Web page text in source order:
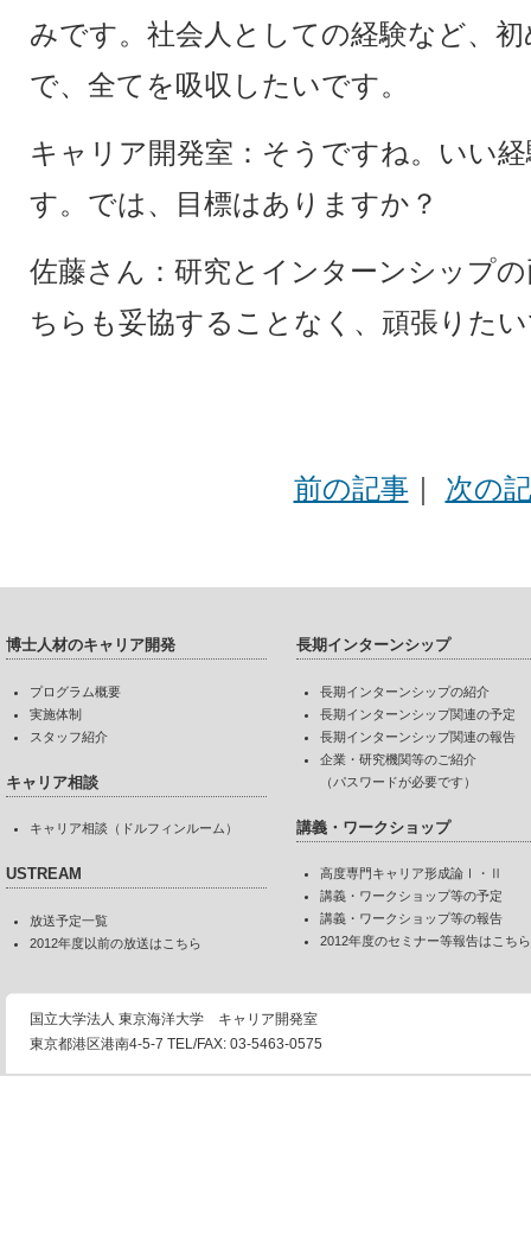
みです。社会人としての経験など、
で、全てを吸収したいです。
キャリア開発室：そうですね。いい
す。では、目標はありますか？
佐藤さん：研究とインターンシップ
ちらも妥協することなく、頑張りた
前の記事 次の
博士人材のキャリア開発
プログラム概要
実施体制
スタッフ紹介
キャリア相談
キャリア相談（ドルフィンルーム）
USTREAM
放送予定一覧
2012年度以前の放送はこちら
長期インターンシップ
長期インターンシップの紹介
長期インターンシップ関連の予定
長期インターンシップ関連の報告
企業・研究機関等のご紹介
（パスワードが必要です）
講義・ワークショップ
高度専門キャリア形成論Ⅰ・Ⅱ
講義・ワークショップ等の予定
講義・ワークショップ等の報告
2012年度のセミナー等報告はこちら
国立大学法人 東京海洋大学 キャリア開発室
東京都港区港南4-5-7 TEL/FAX: 03-5463-0575